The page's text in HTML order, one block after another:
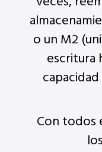
o un M2
escritura
Con todos